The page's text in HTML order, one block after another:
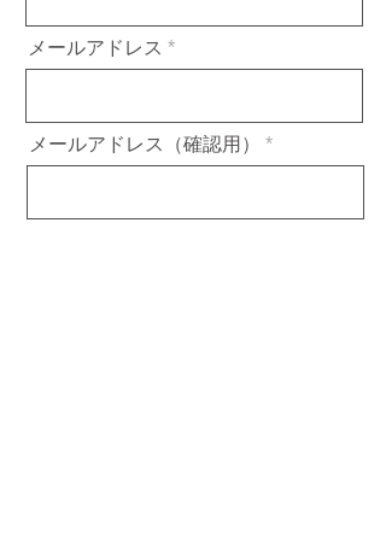
メールアドレス
メールアドレス（確認用）